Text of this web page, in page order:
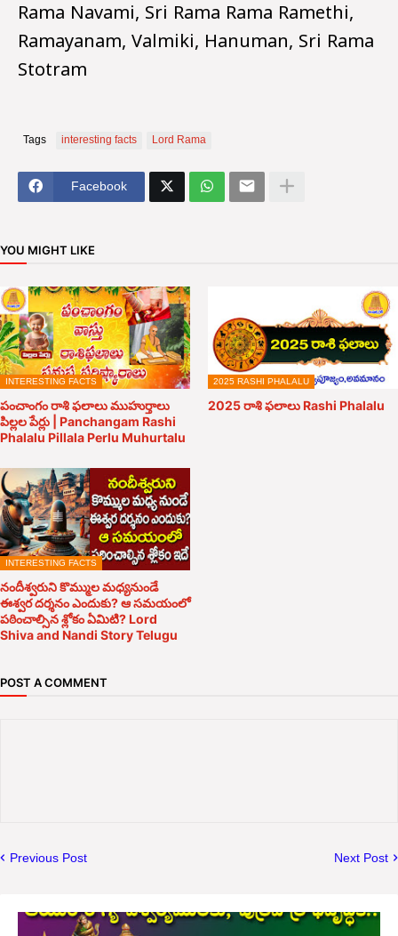
Rama Navami, Sri Rama Rama Ramethi,
Ramayanam, Valmiki, Hanuman, Sri Rama
Stotram
Tags interesting facts Lord Rama
Facebook
YOU MIGHT LIKE
INTERESTING FACTS
పంచాంగం రాశి ఫలాలు ముహుర్తాలు
పిల్లల పేర్లు | Panchangam Rashi
Phalalu Pillala Perlu Muhurtalu
2025 RASHI PHALALU
2025 రాశి ఫలాలు Rashi Phalalu
INTERESTING FACTS
నందీశ్వరుని కొమ్ముల మధ్యనుండే
ఈశ్వర దర్శనం ఎందుకు? ఆ సమయంలో
పఠించాల్సిన శ్లోకం ఏమిటి? Lord
Shiva and Nandi Story Telugu
POST A COMMENT
Previous Post Next Post